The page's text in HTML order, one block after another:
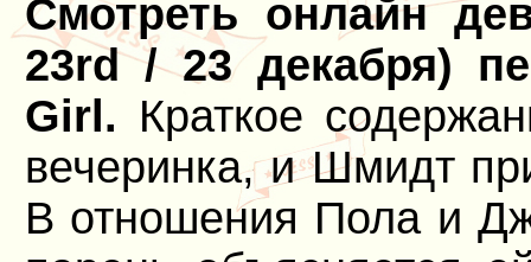
Смотреть онлайн
23rd / 23 декабря)
Girl. Краткое
вечеринка, и Шмидт
В отношения Пола и